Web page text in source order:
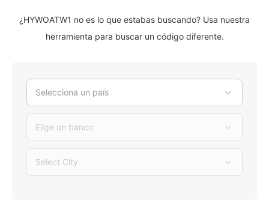
¿HYWOATW1 no es lo que estabas buscando? Usa nuestra
herramienta para buscar un código diferente.
Selecciona un país
Elige un banco
Select City